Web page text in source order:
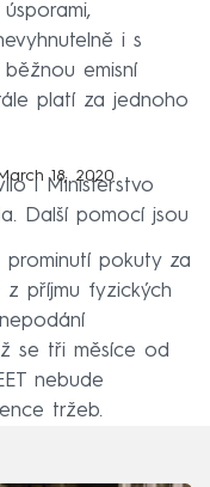
i s
emisní
platí za jednoho
March 18, 2020
i Ministerstvo
Další pomocí jsou
pokuty za
příjmu fyzických
se tři měsíce od
nebude
tržeb.